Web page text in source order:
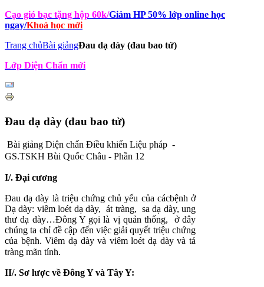
Cạo gió bạc tặng hộp 60k/Giảm HP 50% lớp online học
ngay/Khoá học mới
Trang chủBài giảngĐau dạ dày (đau bao tử)
Lớp Diện Chẩn mới
Đau dạ dày (đau bao tử)
Bài giảng Diện chẩn Điều khiển Liệu pháp -
GS.TSKH Bùi Quốc Châu - Phần 12
I/. Đại cương
Đau dạ dày là triệu chứng chủ yếu của cácbệnh ở
Dạ dày: viêm loét dạ dày, át tràng, sa dạ dày, ung
thư dạ dày…Đông Y gọi là vị quản thống, ở đây
chúng ta chỉ đề cập đến việc giải quyết triệu chứng
của bệnh. Viêm dạ dày và viêm loét dạ dày và tá
tràng mãn tính.
II/. Sơ lược về Đông Y và Tây Y: